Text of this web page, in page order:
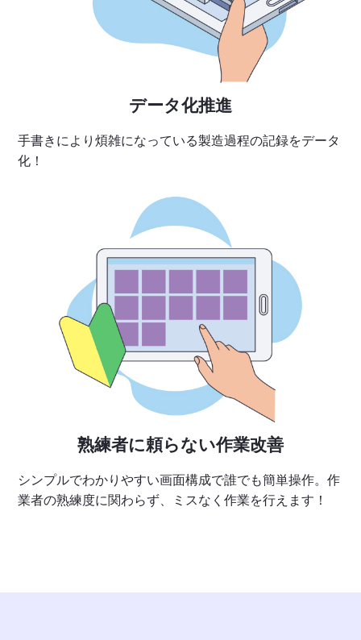
データ化推進
手書きにより煩雑になっている製造過程の記録をデータ
化！
熟練者に頼らない作業改善
シンプルでわかりやすい画面構成で誰でも簡単操作。作
業者の熟練度に関わらず、ミスなく作業を行えます！